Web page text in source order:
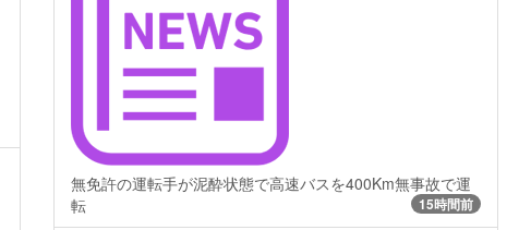
無免許の運転手が泥酔状態で高速バスを400Km無事故で運
転
15時間前